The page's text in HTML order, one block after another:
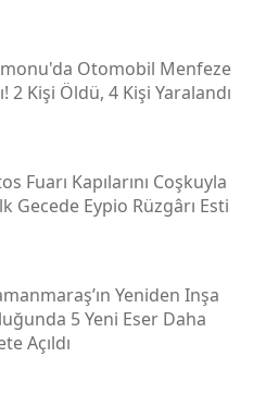
Otomobil Menfeze
2 Kişi Öldü, 4 Kişi Yaralandı
Fuarı Kapılarını Coşkuyla
Gecede Eypio Rüzgârı Esti
Yeniden Inşa
5 Yeni Eser Daha
Açıldı